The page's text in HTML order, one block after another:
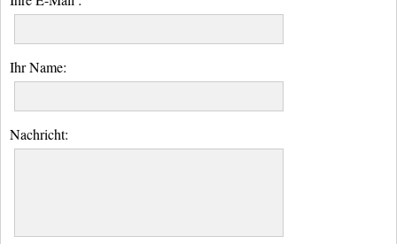
Ihr Name:
Nachricht: